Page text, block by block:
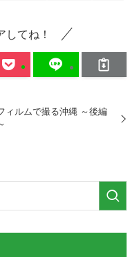
してね！
ィルムで撮る沖縄 ～後編